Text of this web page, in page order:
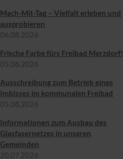
Mach-Mit-Tag – Vielfalt erleben und
ausprobieren
06.​08.​2026
Frische Farbe fürs Freibad Merzdorf!
05.​08.​2026
Ausschreibung zum Betrieb eines
Imbisses im kommunalen Freibad
05.​08.​2026
Informationen zum Ausbau des
Glasfasernetzes in unseren
Gemeinden
20.​07.​2026